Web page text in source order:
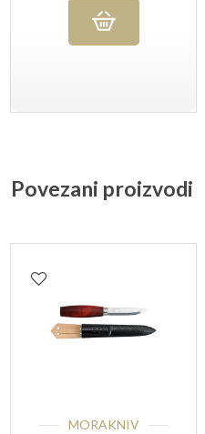
Povezani proizvodi
MORAKNIV